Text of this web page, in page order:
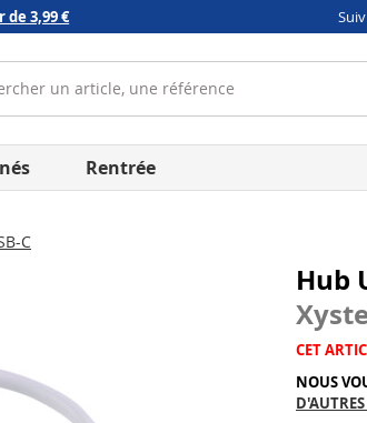
3,99 €
Rentrée
C
Hub
CET
NOUS